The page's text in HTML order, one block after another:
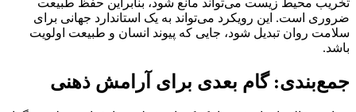
ضروری است. این رویکرد می‌تواند به یک استاندارد جهانی برای
سلامت روان تبدیل شود، جایی که پیوند انسان و طبیعت اولویت
باشد.
جمع‌بندی: گام بعدی برای آرامش ذهنی